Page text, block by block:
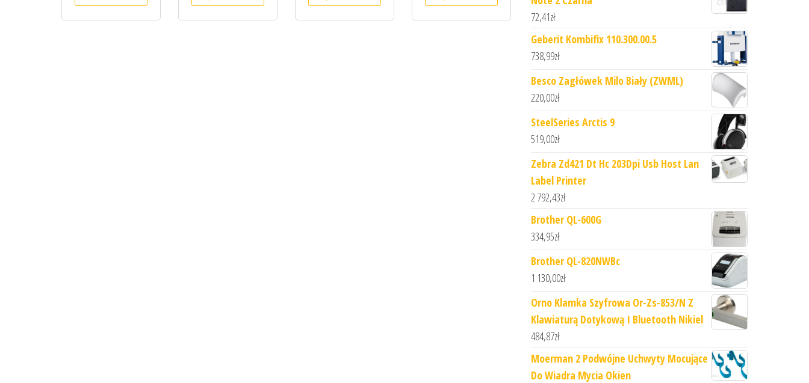
72,41zł
Geberit Kombifix 110.300.00.5
738,99zł
Besco Zagłówek Milo Biały (ZWML)
220,00zł
SteelSeries Arctis 9
519,00zł
Zebra Zd421 Dt Hc 203Dpi Usb Host Lan
Label Printer
2 792,43zł
Brother QL-600G
334,95zł
Brother QL-820NWBc
1 130,00zł
Orno Klamka Szyfrowa Or-Zs-853/N Z
Klawiaturą Dotykową I Bluetooth Nikiel
484,87zł
Moerman 2 Podwójne Uchwyty Mocujące
Do Wiadra Mycia Okien